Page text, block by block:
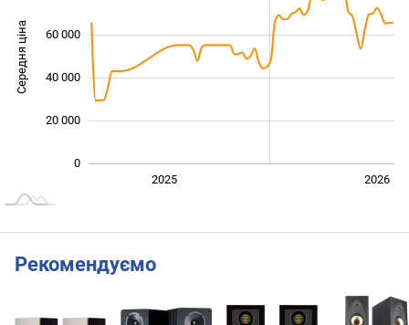
Середня ціна
0
20 000
40 000
60 000
2026
2025
Рекомендуємо